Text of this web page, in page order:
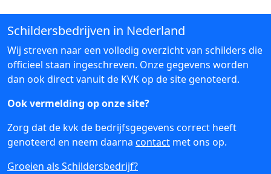
Schildersbedrijven in Nederland
Wij streven naar een volledig overzicht van schilders die
officieel staan ingeschreven. Onze gegevens worden
dan ook direct vanuit de KVK op de site genoteerd.
Ook vermelding op onze site?
Zorg dat de kvk de bedrijfsgegevens correct heeft
genoteerd en neem daarna contact met ons op.
Groeien als Schildersbedrijf?